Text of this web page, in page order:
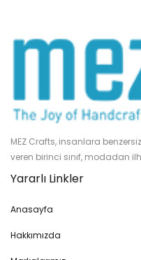
MEZ Crafts, insanlara
veren birinci sınıf, modadan
Yararlı Linkler
Anasayfa
Hakkımızda